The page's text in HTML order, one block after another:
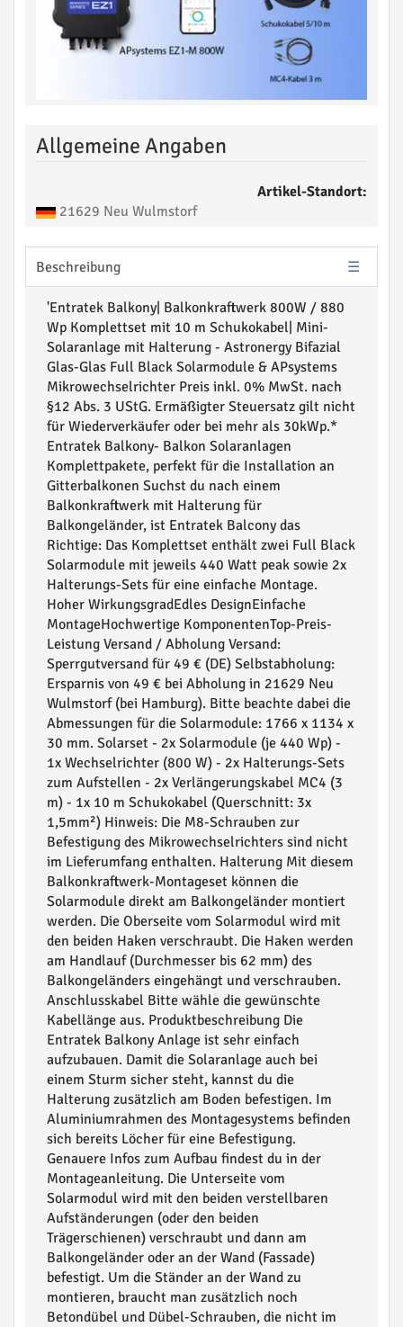
Allgemeine Angaben
Artikel-Standort:
21629 Neu Wulmstorf
Beschreibung
'Entratek Balkony| Balkonkraftwerk 800W / 880
Wp Komplettset mit 10 m Schukokabel| Mini-
Solaranlage mit Halterung - Astronergy Bifazial
Glas-Glas Full Black Solarmodule & APsystems
Mikrowechselrichter Preis inkl. 0% MwSt. nach
§12 Abs. 3 UStG. Ermäßigter Steuersatz gilt nicht
für Wiederverkäufer oder bei mehr als 30kWp.*
Entratek Balkony- Balkon Solaranlagen
Komplettpakete, perfekt für die Installation an
Gitterbalkonen Suchst du nach einem
Balkonkraftwerk mit Halterung für
Balkongeländer, ist Entratek Balcony das
Richtige: Das Komplettset enthält zwei Full Black
Solarmodule mit jeweils 440 Watt peak sowie 2x
Halterungs-Sets für eine einfache Montage.
Hoher WirkungsgradEdles DesignEinfache
MontageHochwertige KomponentenTop-Preis-
Leistung Versand / Abholung Versand:
Sperrgutversand für 49 € (DE) Selbstabholung:
Ersparnis von 49 € bei Abholung in 21629 Neu
Wulmstorf (bei Hamburg). Bitte beachte dabei die
Abmessungen für die Solarmodule: 1766 x 1134 x
30 mm. Solarset - 2x Solarmodule (je 440 Wp) -
1x Wechselrichter (800 W) - 2x Halterungs-Sets
zum Aufstellen - 2x Verlängerungskabel MC4 (3
m) - 1x 10 m Schukokabel (Querschnitt: 3x
1,5mm²) Hinweis: Die M8-Schrauben zur
Befestigung des Mikrowechselrichters sind nicht
im Lieferumfang enthalten. Halterung Mit diesem
Balkonkraftwerk-Montageset können die
Solarmodule direkt am Balkongeländer montiert
werden. Die Oberseite vom Solarmodul wird mit
den beiden Haken verschraubt. Die Haken werden
am Handlauf (Durchmesser bis 62 mm) des
Balkongeländers eingehängt und verschrauben.
Anschlusskabel Bitte wähle die gewünschte
Kabellänge aus. Produktbeschreibung Die
Entratek Balkony Anlage ist sehr einfach
aufzubauen. Damit die Solaranlage auch bei
einem Sturm sicher steht, kannst du die
Halterung zusätzlich am Boden befestigen. Im
Aluminiumrahmen des Montagesystems befinden
sich bereits Löcher für eine Befestigung.
Genauere Infos zum Aufbau findest du in der
Montageanleitung. Die Unterseite vom
Solarmodul wird mit den beiden verstellbaren
Aufständerungen (oder den beiden
Trägerschienen) verschraubt und dann am
Balkongeländer oder an der Wand (Fassade)
befestigt. Um die Ständer an der Wand zu
montieren, braucht man zusätzlich noch
Betondübel und Dübel-Schrauben, die nicht im